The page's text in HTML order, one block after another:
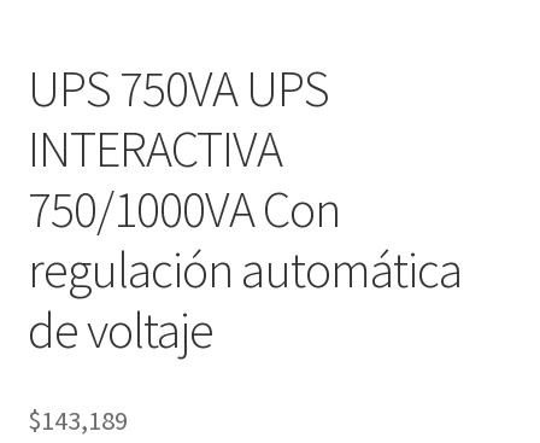
UPS 750VA UPS
INTERACTIVA
750/1000VA Con
regulación automática
de voltaje
$143,189